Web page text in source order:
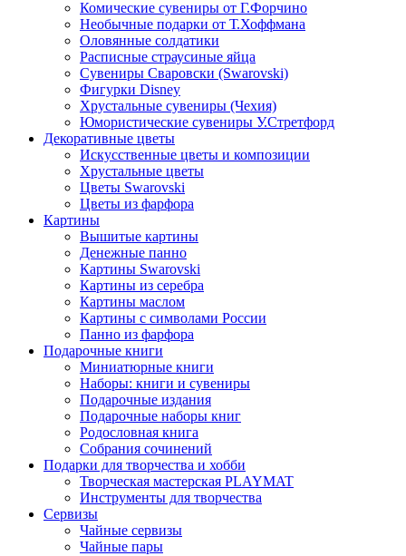
Комические сувениры от Г.Форчино
Необычные подарки от Т.Хоффмана
Оловянные солдатики
Расписные страусиные яйца
Сувениры Сваровски (Swarovski)
Фигурки Disney
Хрустальные сувениры (Чехия)
Юмористические сувениры У.Стретфорд
Декоративные цветы
Искусственные цветы и композиции
Хрустальные цветы
Цветы Swarovski
Цветы из фарфора
Картины
Вышитые картины
Денежные панно
Картины Swarovski
Картины из серебра
Картины маслом
Картины с символами России
Панно из фарфора
Подарочные книги
Миниатюрные книги
Наборы: книги и сувениры
Подарочные издания
Подарочные наборы книг
Родословная книга
Собрания сочинений
Подарки для творчества и хобби
Творческая мастерская PLAYMAT
Инструменты для творчества
Cервизы
Чайные сервизы
Чайные пары